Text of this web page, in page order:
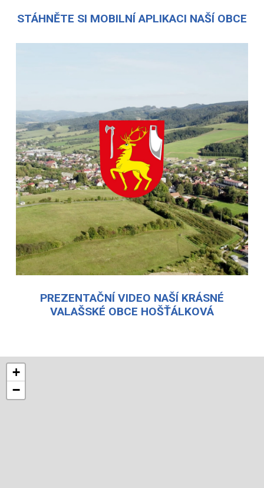
STÁHNĚTE SI MOBILNÍ APLIKACI NAŠÍ OBCE
PREZENTAČNÍ VIDEO NAŠÍ KRÁSNÉ
VALAŠSKÉ OBCE HOŠŤÁLKOVÁ
+
−